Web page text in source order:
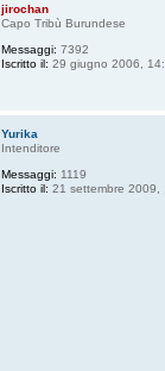
jirochan
Capo Tribù Burundese
Messaggi: 7392
Iscritto il: 29 giugno 2006,
Yurika
Intenditore
Messaggi: 1119
Iscritto il: 21 settembre 2009,